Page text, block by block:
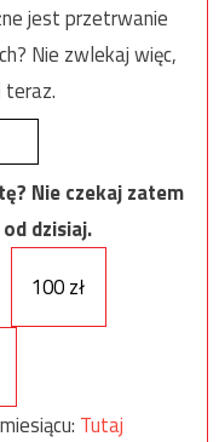
jest przetrwanie
Nie zwlekaj więc,
teraz.
Nie czekaj zatem
dzisiaj.
100 zł
Tutaj